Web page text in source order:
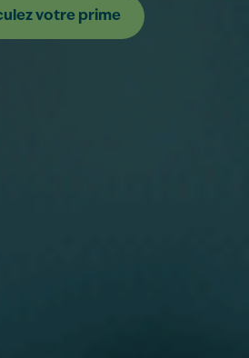
votre prime